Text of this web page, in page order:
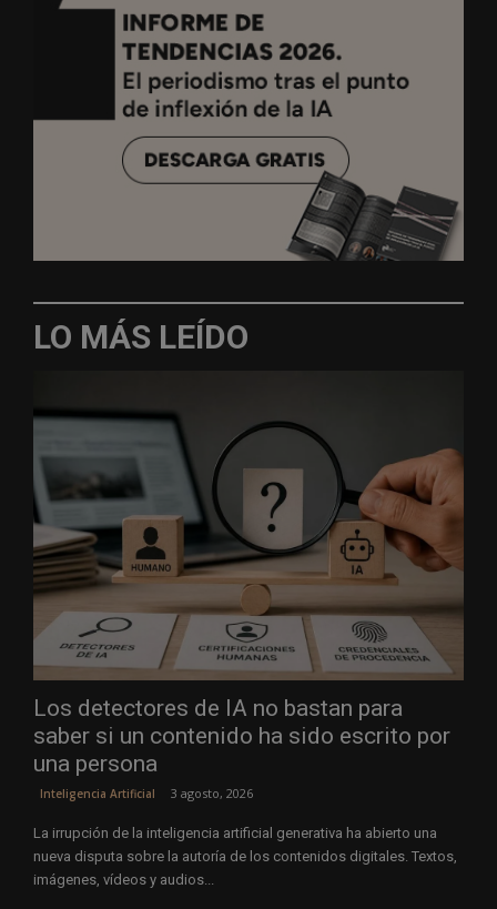
LO MÁS LEÍDO
Los detectores de IA no bastan para
saber si un contenido ha sido escrito por
una persona
Inteligencia Artificial 3 agosto, 2026
La irrupción de la inteligencia artificial generativa ha abierto una
nueva disputa sobre la autoría de los contenidos digitales. Textos,
imágenes, vídeos y audios...